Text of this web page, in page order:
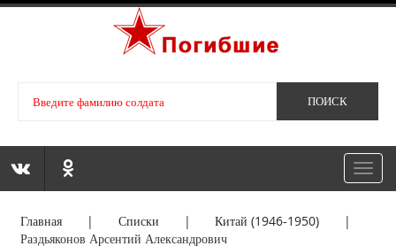
Главная | Списки |Китай (1946-1950) |
Раздьяконов Арсентий Александрович